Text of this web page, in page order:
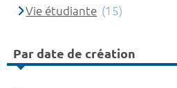
Vie étudiante (15)
Par date de création